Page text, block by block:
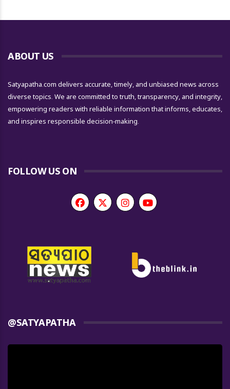
ABOUT US
Satyapatha.com delivers accurate, timely, and unbiased news across
diverse topics. We are committed to truth, transparency, and integrity,
empowering readers with reliable information that informs, educates,
and inspires responsible decision-making.
FOLLOW US ON
@SATYAPATHA